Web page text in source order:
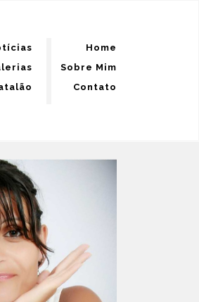
Home
Sobre Mim
Contato